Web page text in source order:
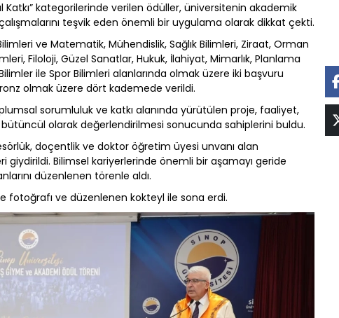
Katkı” kategorilerinde verilen ödüller, üniversitenin akademik
teşvik eden önemli bir uygulama olarak dikkat çekti.
ve Matematik, Mühendislik, Sağlık Bilimleri, Ziraat, Orman
Filoloji, Güzel Sanatlar, Hukuk, İlahiyat, Mimarlık, Planlama
ile Spor Bilimleri alanlarında olmak üzere iki başvuru
olmak üzere dört kademede verildi.
sorumluluk ve katkı alanında yürütülen proje, faaliyet,
olarak değerlendirilmesi sonucunda sahiplerini buldu.
doçentlik ve doktor öğretim üyesi unvanı alan
giydirildi. Bilimsel kariyerlerinde önemli bir aşamayı geride
düzenlenen törenle aldı.
fotoğrafı ve düzenlenen kokteyl ile sona erdi.